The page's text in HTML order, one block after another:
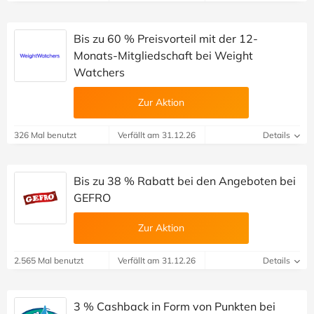
Bis zu 60 % Preisvorteil mit der 12-
Monats-Mitgliedschaft bei Weight
Watchers
Zur Aktion
326 Mal benutzt Verfällt am 31.12.26 Details
Bis zu 38 % Rabatt bei den Angeboten bei
GEFRO
Zur Aktion
2.565 Mal benutzt Verfällt am 31.12.26 Details
3 % Cashback in Form von Punkten bei